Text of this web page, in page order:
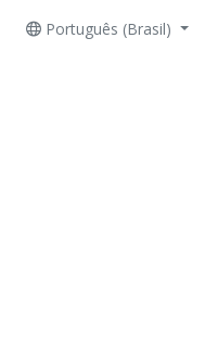
Português (Brasil)